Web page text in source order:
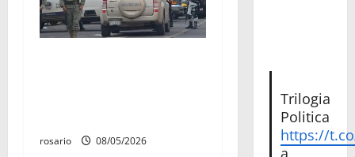
t
r
a
rosario 08/05/2026
Trilogia
Politica
https://